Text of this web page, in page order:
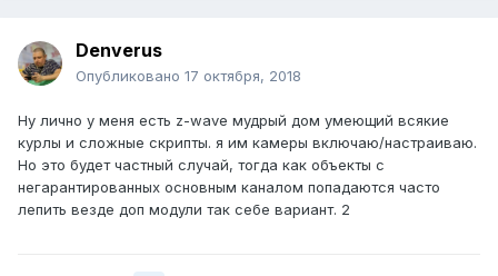
Denverus
Опубликовано 17 октября, 2018
Ну лично у меня есть z-wave мудрый дом умеющий всякие
курлы и сложные скрипты. я им камеры включаю/настраиваю.
Но это будет частный случай, тогда как объекты с
негарантированных основным каналом попадаются часто
лепить везде доп модули так себе вариант. 2